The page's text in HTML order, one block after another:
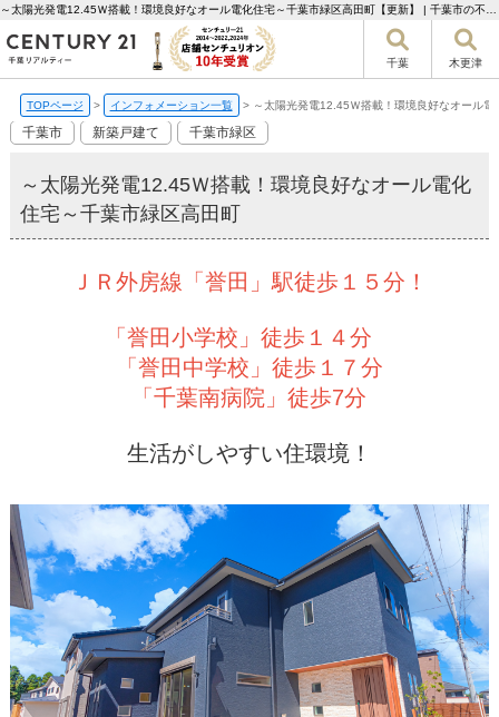
千葉 木更津
TOPページ > インフォメーション一覧 > ～太陽光発電12.45Ｗ搭載！環境良好なオール電
千葉市 新築戸建て 千葉市緑区
～太陽光発電12.45Ｗ搭載！環境良好なオール電化
住宅～千葉市緑区高田町
ＪＲ外房線「誉田」駅徒歩１５分！
「誉田小学校」徒歩１４分
「誉田中学校」徒歩１７分
「千葉南病院」徒歩7分
生活がしやすい住環境！